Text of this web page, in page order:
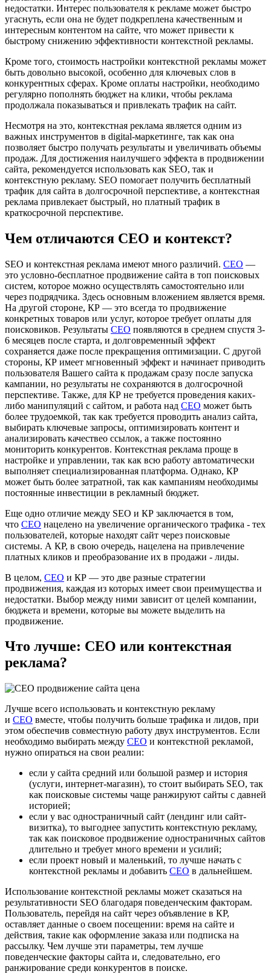
недостатки. Интерес пользователя к рекламе может быстро
угаснуть, если она не будет подкреплена качественным и
интересным контентом на сайте, что может привести к
быстрому снижению эффективности контекстной рекламы.
Кроме того, стоимость настройки контекстной рекламы может
быть довольно высокой, особенно для ключевых слов в
конкурентных сферах. Кроме оплаты настройки, необходимо
регулярно пополнять бюджет на клики, чтобы реклама
продолжала показываться и привлекать трафик на сайт.
Несмотря на это, контекстная реклама является одним из
важных инструментов в digital-маркетинге, так как она
позволяет быстро получать результаты и увеличивать объемы
продаж. Для достижения наилучшего эффекта в продвижении
сайта, рекомендуется использовать как SEO, так и
контекстную рекламу. SEO помогает получить бесплатный
трафик для сайта в долгосрочной перспективе, а контекстная
реклама привлекает быстрый, но платный трафик в
краткосрочной перспективе.
Чем отличаются СЕО и контекст?
SEO и контекстная реклама имеют много различий. СЕО —
это условно-бесплатное продвижение сайта в топ поисковых
систем, которое можно осуществлять самостоятельно или
через подрядчика. Здесь основным вложением является время.
На другой стороне, КР — это всегда то продвижение
конкретных товаров или услуг, которое требует оплаты для
поисковиков. Результаты СЕО появляются в среднем спустя 3-
6 месяцев после старта, и долговременный эффект
сохраняется даже после прекращения оптимизации. С другой
стороны, КР имеет мгновенный эффект и начинает приводить
пользователя Вашего сайта к продажам сразу после запуска
кампании, но результаты не сохраняются в долгосрочной
перспективе. Также, для КР не требуется проведения каких-
либо манипуляций с сайтом, и работа над СЕО может быть
более трудоемкой, так как требуется проводить анализ сайта,
выбирать ключевые запросы, оптимизировать контент и
анализировать качествео ссылок, а также постоянно
мониторить конкурентов. Контекстная реклама проще в
настройке и управлении, так как всю работу автоматически
выполняет специализированная платформа. Однако, КР
может быть более затратной, так как кампаниям необходимы
постоянные инвестиции в рекламный бюджет.
Еще одно отличие между SEO и КР заключается в том,
что СЕО нацелено на увеличение органического трафика - тех
пользователей, которые находят сайт через поисковые
системы. А КР, в свою очередь, нацелена на привлечение
платных кликов и преобразование их в продажи - лиды.
В целом, СЕО и КР — это две разные стратегии
продвижения, каждая из которых имеет свои преимущества и
недостатки. Выбор между ними зависит от целей компании,
бюджета и времени, которые вы можете выделить на
продвижение.
Что лучше: СЕО или контекстная
реклама?
Лучше всего использовать и контекстную рекламу
и СЕО вместе, чтобы получить больше трафика и лидов, при
этом обеспечив совместную работу двух инструментов. Если
необходимо выбирать между СЕО и контекстной рекламой,
нужно опираться на свои реалии:
если у сайта средний или большой размер и история
(услуги, интернет-магазин), то стоит выбирать SEO, так
как поисковые системы чаще ранжируют сайты с давней
историей;
если у вас одностраничный сайт (лендинг или сайт-
визитка), то выгоднее запустить контекстную рекламу,
так как поисковое продвижение одностраничных сайтов
длительно и требует много времени и усилий;
если проект новый и маленький, то лучше начать с
контекстной рекламы и добавить СЕО в дальнейшем.
Использование контекстной рекламы может сказаться на
результативности SEO благодаря поведенческим факторам.
Пользователь, перейдя на сайт через объявление в КР,
оставляет данные о своем посещении: время на сайте и
действия, такие как оформление заказа или подписка на
рассылку. Чем лучше эти параметры, тем лучше
поведенческие факторы сайта и, следовательно, его
ранжирование среди конкурентов в поиске.